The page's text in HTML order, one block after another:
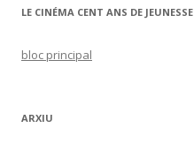
LE CINÉMA CENT ANS DE JEUNESSE
bloc principal
ARXIU